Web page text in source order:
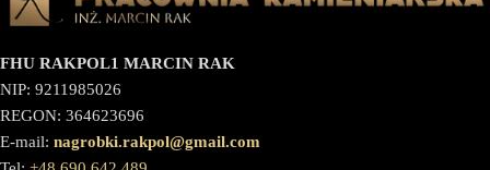
FHU RAKPOL1 MARCIN RAK
NIP: 9211985026
REGON: 364623696
E-mail: nagrobki.rakpol@gmail.com